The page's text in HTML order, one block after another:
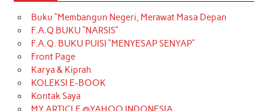
Buku “Membangun Negeri, Merawat Masa Depan
F.A.Q BUKU “NARSIS”
F.A.Q. BUKU PUISI “MENYESAP SENYAP”
Front Page
Karya & Kiprah
KOLEKSI E-BOOK
Kontak Saya